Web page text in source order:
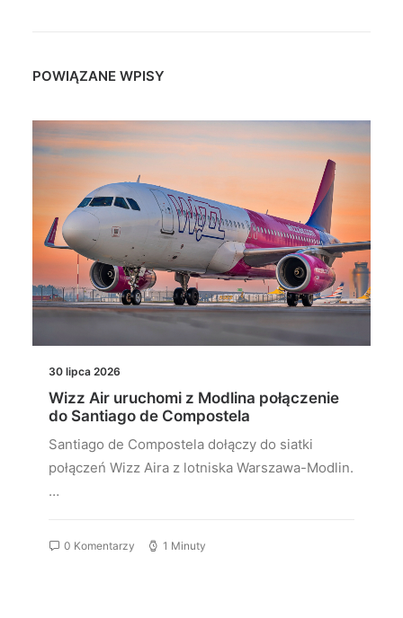
POWIĄZANE WPISY
30 lipca 2026
Wizz Air uruchomi z Modlina połączenie
do Santiago de Compostela
Santiago de Compostela dołączy do siatki
połączeń Wizz Aira z lotniska Warszawa-Modlin.
…
0 Komentarzy 1 Minuty